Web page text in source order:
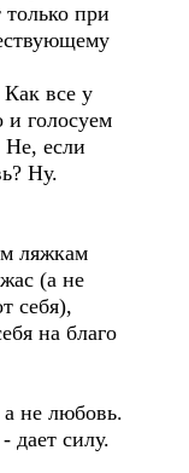
при
все у
голосуем
Не, если
Ну.
ляжкам
(а не
себя),
на благо
а не любовь.
дает силу.